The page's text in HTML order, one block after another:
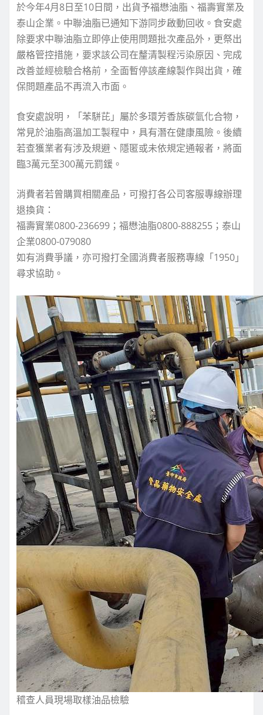
於今年4月8日至10日間，出貨予福懋油脂、福壽實業及
泰山企業。中聯油脂已通知下游同步啟動回收。食安處
除要求中聯油脂立即停止使用問題批次產品外，更祭出
嚴格管控措施，要求該公司在釐清製程污染原因、完成
改善並經檢驗合格前，全面暫停該產線製作與出貨，確
保問題產品不再流入市面。
食安處說明，「苯駢芘」屬於多環芳香族碳氫化合物，
常見於油脂高溫加工製程中，具有潛在健康風險。後續
若查獲業者有涉及規避、隱匿或未依規定通報者，將面
臨3萬元至300萬元罰鍰。
消費者若曾購買相關產品，可撥打各公司客服專線辦理
退換貨：
福壽實業0800-236699；福懋油脂0800-888255；泰山
企業0800-079080
如有消費爭議，亦可撥打全國消費者服務專線「1950」
尋求協助。
稽查人員現場取樣油品檢驗